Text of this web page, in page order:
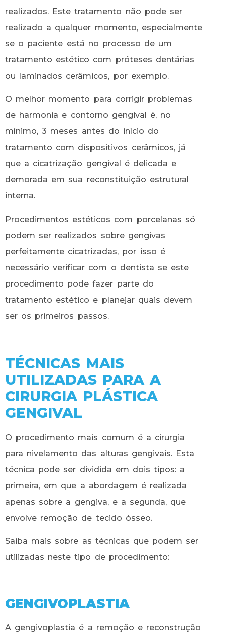
realizados. Este tratamento não pode ser
realizado a qualquer momento, especialmente
se o paciente está no processo de um
tratamento estético com próteses dentárias
ou laminados cerâmicos, por exemplo.
O melhor momento para corrigir problemas
de harmonia e contorno gengival é, no
mínimo, 3 meses antes do início do
tratamento com dispositivos cerâmicos, já
que a cicatrização gengival é delicada e
demorada em sua reconstituição estrutural
interna.
Procedimentos estéticos com porcelanas só
podem ser realizados sobre gengivas
perfeitamente cicatrizadas, por isso é
necessário verificar com o dentista se este
procedimento pode fazer parte do
tratamento estético e planejar quais devem
ser os primeiros passos.
TÉCNICAS MAIS
UTILIZADAS PARA A
CIRURGIA PLÁSTICA
GENGIVAL
O procedimento mais comum é a cirurgia
para nivelamento das alturas gengivais. Esta
técnica pode ser dividida em dois tipos: a
primeira, em que a abordagem é realizada
apenas sobre a gengiva, e a segunda, que
envolve remoção de tecido ósseo.
Saiba mais sobre as técnicas que podem ser
utilizadas neste tipo de procedimento:
GENGIVOPLASTIA
A gengivoplastia é a remoção e reconstrução